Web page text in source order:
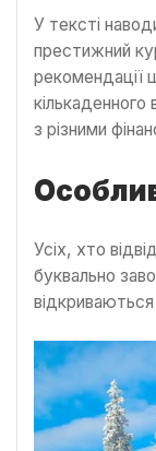
У тексті
престижний
рекомендації
кількаденного
з різними
Усіх, хто
буквально